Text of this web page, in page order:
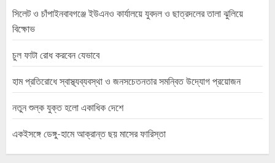
সিলেট ও চাঁপাইনবাবগঞ্জে ইউএনও কার্যালয়ে যুবদল ও ছাত্রদলের তালা ঝুলিয়ে
বিক্ষোভ
চুল ফাটা রোধ করবেন যেভাবে
হাম প্রতিরোধে স্বাস্থ্যব্যবস্থা ও জনসচেতনতার সমন্বিত উদ্যোগ প্রয়োজন
নতুন শুল্ক যুক্ত হলো একাধিক দেশে
একইসঙ্গে ডেঙ্গু-হামে আক্রান্ত ছয় মাসের ফারিস্তা